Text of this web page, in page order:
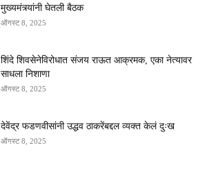
मुख्यमंत्र्यांनी घेतली बैठक
ऑगस्ट 8, 2025
शिंदे शिवसेनेविरोधात संजय राऊत आक्रमक, एका नेत्यावर
साधला निशाणा
ऑगस्ट 8, 2025
देवेंद्र फडणवीसांनी उद्धव ठाकरेंबद्दल व्यक्त केलं दुःख
ऑगस्ट 8, 2025